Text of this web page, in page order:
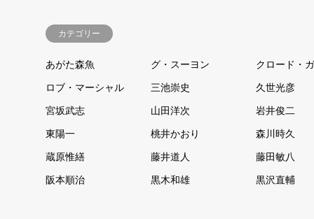
カテゴリー
あがた森魚 グ・スーヨン クロード・
ロブ・マーシャル 三池崇史 久世光彦
宮坂武志 山田洋次 岩井俊二
東陽一 桃井かおり 森川時久
蔵原惟繕 藤井道人 藤田敏八
阪本順治 黒木和雄 黒沢直輔